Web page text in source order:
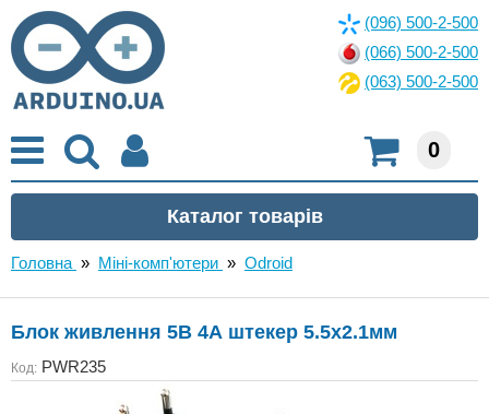
(096) 500-2-500
(066) 500-2-500
(063) 500-2-500
0
Головна » Міні-комп'ютери » Odroid
Блок живлення 5В 4А штекер 5.5x2.1мм
Код: PWR235